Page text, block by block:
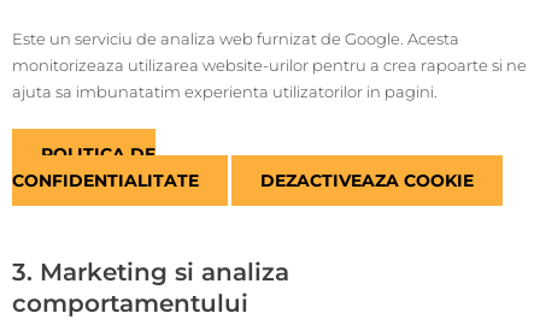
Este un serviciu de analiza web furnizat de Google. Acesta
monitorizeaza utilizarea website-urilor pentru a crea rapoarte si ne
ajuta sa imbunatatim experienta utilizatorilor in pagini.
POLITICA DE
CONFIDENTIALITATE
DEZACTIVEAZA COOKIE
3. Marketing si analiza
comportamentului